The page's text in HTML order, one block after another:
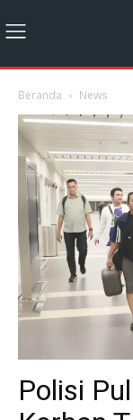
Beranda News
Polisi